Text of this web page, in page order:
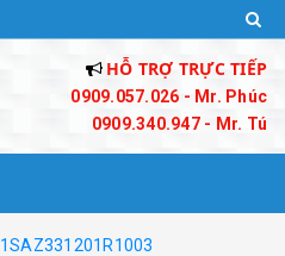
HỖ TRỢ TRỰC TIẾP
0909.057.026 - Mr. Phúc
0909.340.947 - Mr. Tú
1SAZ331201R1003